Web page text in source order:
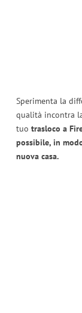
Sperimenta la
qualità incontra
tuo trasloco a
possibile, in
nuova casa.